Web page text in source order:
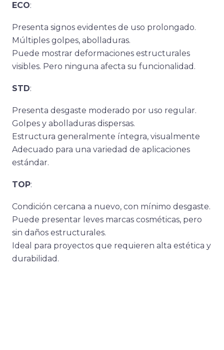
ECO:
Presenta signos evidentes de uso prolongado.
Múltiples golpes, abolladuras.
Puede mostrar deformaciones estructurales
visibles. Pero ninguna afecta su funcionalidad.
STD:
Presenta desgaste moderado por uso regular.
Golpes y abolladuras dispersas.
Estructura generalmente íntegra, visualmente
Adecuado para una variedad de aplicaciones
estándar.
TOP:
Condición cercana a nuevo, con mínimo desgaste.
Puede presentar leves marcas cosméticas, pero
sin daños estructurales.
Ideal para proyectos que requieren alta estética y
durabilidad.